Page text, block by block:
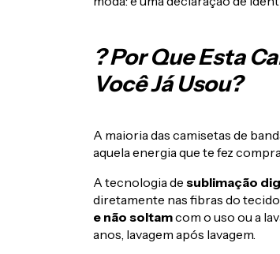
? Por Que Esta
Você Já Usou?
A maioria das camisetas de
aquela energia que te fez
A tecnologia de sublimação
diretamente nas fibras do
e não soltamcom o uso ou a
anos, lavagem após lavagem.